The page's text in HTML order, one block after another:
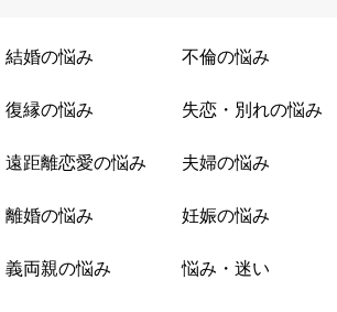
結婚の悩み 不倫の悩み
復縁の悩み 失恋・別れの悩み
遠距離恋愛の悩み 夫婦の悩み
離婚の悩み 妊娠の悩み
義両親の悩み 悩み・迷い